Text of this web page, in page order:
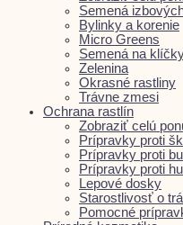
Semená
Bylinky a korenie
Micro Greens
Semená na
Zelenina
Okrasné rastliny
Trávne zmesi
Ochrana rastlín
Zobraziť celú
Prípravky proti
Prípravky proti
Prípravky proti
Lepové dosky
Starostlivosť o
Pomocné